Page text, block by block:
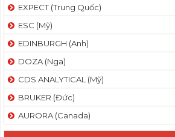
EXPECT (Trung Quốc)
ESC (Mỹ)
EDINBURGH (Anh)
DOZA (Nga)
CDS ANALYTICAL (Mỹ)
BRUKER (Đức)
AURORA (Canada)